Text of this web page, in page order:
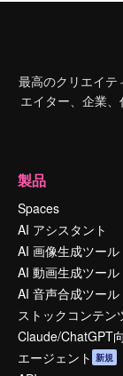
最高のクリエイテ
エイター、企業
製品
Spaces
AI アシスタント
AI 画像生成ツール
AI 動画生成ツール
AI 音声合成ツール
ストックコンテン
Claude/ChatGPT
エージェント 新規